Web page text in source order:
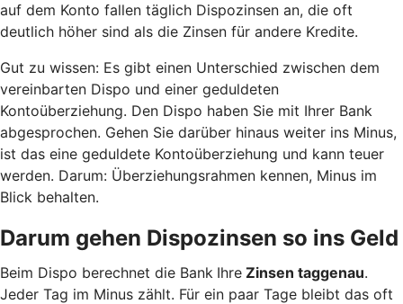
auf dem Konto fallen täglich Dispozinsen an, die oft
deutlich höher sind als die Zinsen für andere Kredite.
Gut zu wissen: Es gibt einen Unterschied zwischen dem
vereinbarten Dispo und einer geduldeten
Kontoüberziehung. Den Dispo haben Sie mit Ihrer Bank
abgesprochen. Gehen Sie darüber hinaus weiter ins Minus,
ist das eine geduldete Kontoüberziehung und kann teuer
werden. Darum: Überziehungsrahmen kennen, Minus im
Blick behalten.
Darum gehen Dispozinsen so ins Geld
Beim Dispo berechnet die Bank Ihre Zinsen taggenau.
Jeder Tag im Minus zählt. Für ein paar Tage bleibt das oft